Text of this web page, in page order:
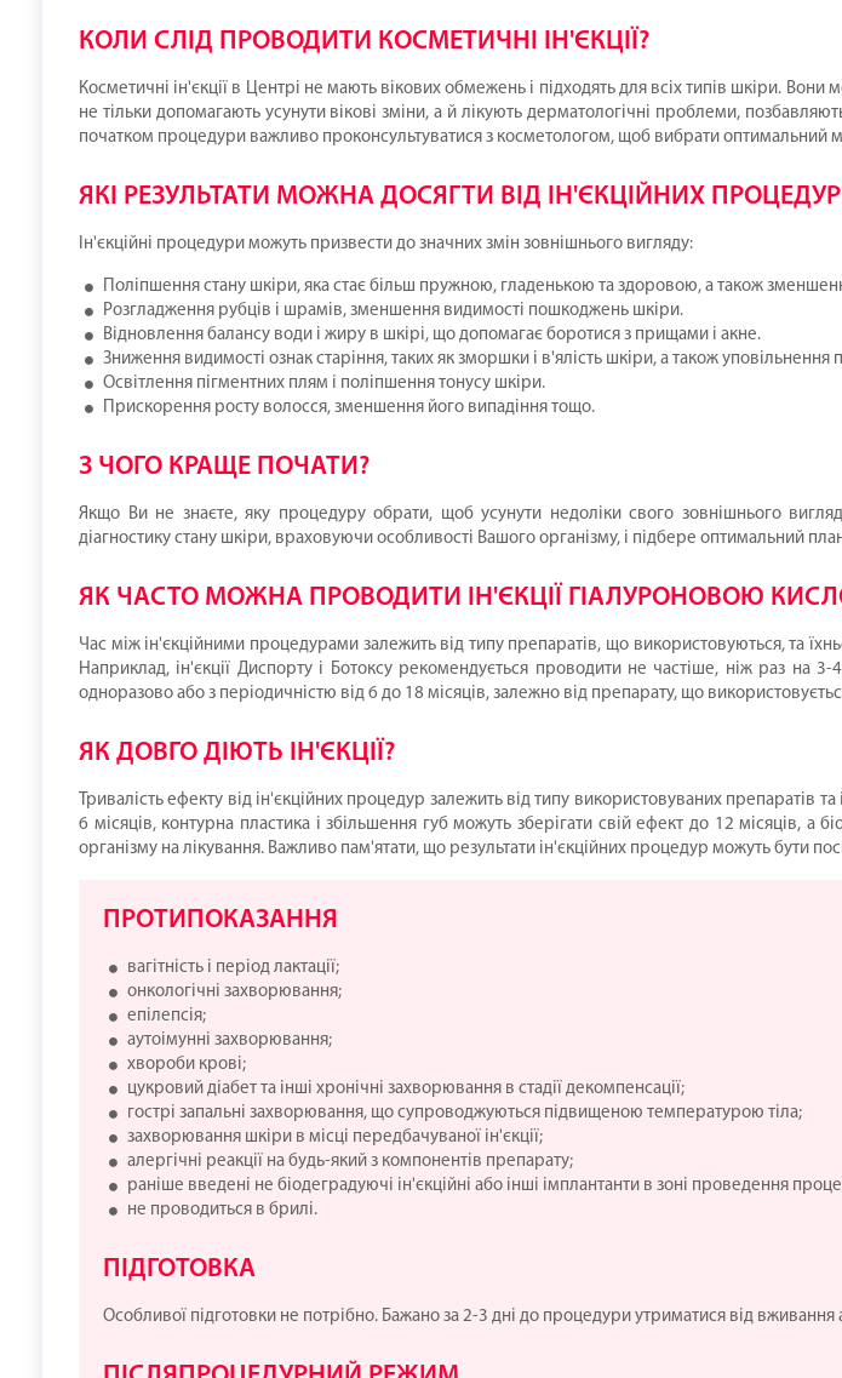
КОЛИ СЛІД ПРОВОДИТИ КОСМЕТИЧНІ ІН'ЄКЦІЇ?
Косметичні ін'єкції в Центрі не мають вікових обмежень і підходять для всіх типів шкіри.
не тільки допомагають усунути вікові зміни, а й лікують дерматологічні проблеми,
початком процедури важливо проконсультуватися з косметологом, щоб вибрати оптимальний
ЯКІ РЕЗУЛЬТАТИ МОЖНА ДОСЯГТИ ВІД ІН'ЄКЦІЙНИХ
Ін'єкційні процедури можуть призвести до значних змін зовнішнього вигляду:
Поліпшення стану шкіри, яка стає більш пружною, гладенькою та здоровою, а також
Розгладження рубців і шрамів, зменшення видимості пошкоджень шкіри.
Відновлення балансу води і жиру в шкірі, що допомагає боротися з прищами і акне.
Зниження видимості ознак старіння, таких як зморшки і в'ялість шкіри, а також уповільнення
Освітлення пігментних плям і поліпшення тонусу шкіри.
Прискорення росту волосся, зменшення його випадіння тощо.
З ЧОГО КРАЩЕ ПОЧАТИ?
Якщо Ви не знаєте, яку процедуру обрати, щоб усунути недоліки свого зовнішнього
діагностику стану шкіри, враховуючи особливості Вашого організму, і підбере оптимальний
ЯК ЧАСТО МОЖНА ПРОВОДИТИ ІН'ЄКЦІЇ ГІАЛУРОНОВОЮ
Час між ін'єкційними процедурами залежить від типу препаратів, що використовуються, та
Наприклад, ін'єкції Диспорту і Ботоксу рекомендується проводити не частіше, ніж раз на
одноразово або з періодичністю від 6 до 18 місяців, залежно від препарату, що
ЯК ДОВГО ДІЮТЬ ІН'ЄКЦІЇ?
Тривалість ефекту від ін'єкційних процедур залежить від типу використовуваних препаратів
6 місяців, контурна пластика і збільшення губ можуть зберігати свій ефект до 12 місяців, а
організму на лікування. Важливо пам'ятати, що результати ін'єкційних процедур можуть бути
ПРОТИПОКАЗАННЯ
вагітність і період лактації;
онкологічні захворювання;
епілепсія;
аутоімунні захворювання;
хвороби крові;
цукровий діабет та інші хронічні захворювання в стадії декомпенсації;
гострі запальні захворювання, що супроводжуються підвищеною температурою тіла;
захворювання шкіри в місці передбачуваної ін'єкції;
алергічні реакції на будь-який з компонентів препарату;
раніше введені не біодеградуючі ін'єкційні або інші імплантанти в зоні проведення
не проводиться в брилі.
ПІДГОТОВКА
Особливої підготовки не потрібно. Бажано за 2-3 дні до процедури утриматися від